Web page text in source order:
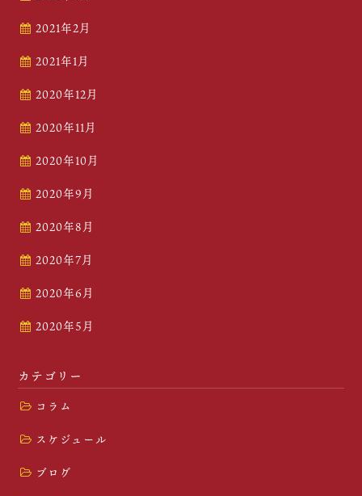
2021年2月
2021年1月
2020年12月
2020年11月
2020年10月
2020年9月
2020年8月
2020年7月
2020年6月
2020年5月
カテゴリー
コラム
スケジュール
ブログ